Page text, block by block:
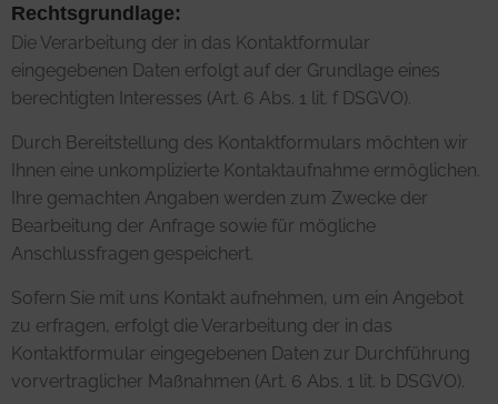
Rechtsgrundlage:
Die Verarbeitung der in das Kontaktformular
eingegebenen Daten erfolgt auf der Grundlage eines
berechtigten Interesses (Art. 6 Abs. 1 lit. f DSGVO).
Durch Bereitstellung des Kontaktformulars möchten wir
Ihnen eine unkomplizierte Kontaktaufnahme ermöglichen.
Ihre gemachten Angaben werden zum Zwecke der
Bearbeitung der Anfrage sowie für mögliche
Anschlussfragen gespeichert.
Sofern Sie mit uns Kontakt aufnehmen, um ein Angebot
zu erfragen, erfolgt die Verarbeitung der in das
Kontaktformular eingegebenen Daten zur Durchführung
vorvertraglicher Maßnahmen (Art. 6 Abs. 1 lit. b DSGVO).